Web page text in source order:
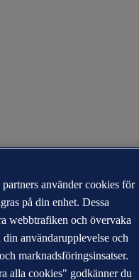
använder cookies för
på din enhet. Dessa
webbtrafiken och övervaka
användarupplevelse och
marknadsföringsinsatser.
alla cookies" godkänner du